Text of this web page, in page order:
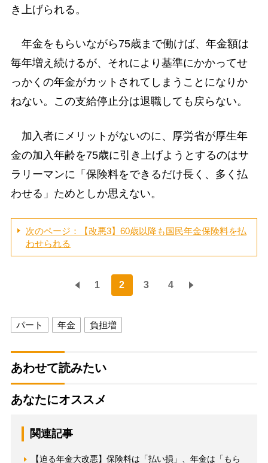
き上げられる。
年金をもらいながら75歳まで働けば、年金額は
毎年増え続けるが、それにより基準にかかってせ
っかくの年金がカットされてしまうことになりか
ねない。この支給停止分は退職しても戻らない。
加入者にメリットがないのに、厚労省が厚生年
金の加入年齢を75歳に引き上げようとするのはサ
ラリーマンに「保険料をできるだけ長く、多く払
わせる」ためとしか思えない。
次のページ：【改悪3】60歳以降も国民年金保険料を払
わせられる
1 2 3 4
パート 年金 負担増
あわせて読みたい
あなたにオススメ
関連記事
【迫る年金大改悪】保険料は「払い損」、年金は「もら